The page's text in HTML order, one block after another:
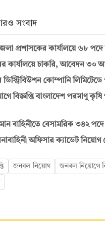
সংবাদ
প্রশাসকের কার্যালয়ে ৬৮ পদে
কার্যালয়ে চাকরি, আবেদন ৩০
ডিস্ট্রিবিউশন কোম্পানি
বিজ্ঞপ্তি বাংলাদেশ পরমাণু
বাহিনীতে বেসামরিক ৩৪২
অফিসার ক্যাডেট
জনবল নিয়োগ জনবল নিয়োগে